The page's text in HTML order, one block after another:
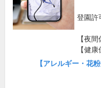
登園許
【夜
【健
【アレルギー・花